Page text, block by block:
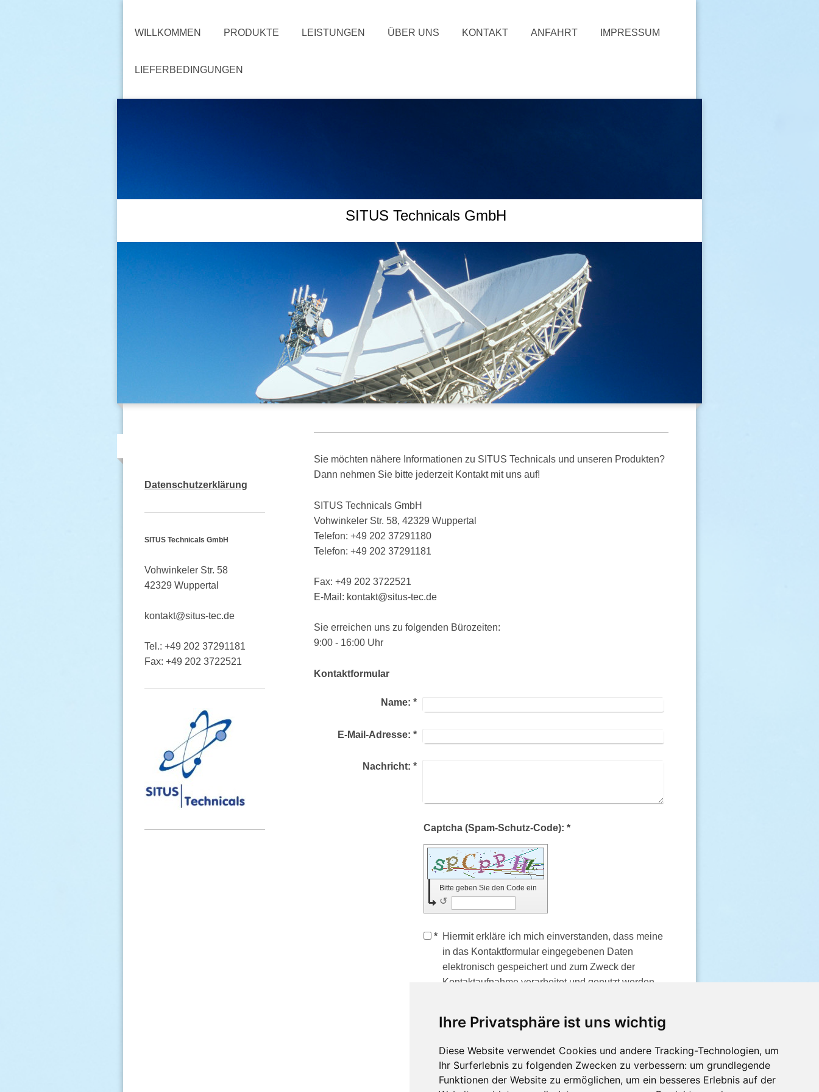
Ihre Privatsphäre ist uns wichtig
Diese Website verwendet Cookies und andere Tracking-Technologien, um
Ihr Surferlebnis zu folgenden Zwecken zu verbessern: um grundlegende
Funktionen der Website zu ermöglichen, um ein besseres Erlebnis auf der
WILLKOMMEN PRODUKTE LEISTUNGEN ÜBER UNS KONTAKT ANFAHRT IMPRESSUM
LIEFERBEDINGUNGEN
SITUS Technicals GmbH
Sie möchten nähere Informationen zu SITUS Technicals und unseren Produkten?
Dann nehmen Sie bitte jederzeit Kontakt mit uns auf!
SITUS Technicals GmbH
Vohwinkeler Str. 58, 42329 Wuppertal
Telefon: +49 202 37291180
Telefon: +49 202 37291181
Fax: +49 202 3722521
E-Mail: kontakt@situs-tec.de
Sie erreichen uns zu folgenden Bürozeiten:
9:00 - 16:00 Uhr
Kontaktformular
Name: *
E-Mail-Adresse: *
Nachricht: *
Captcha (Spam-Schutz-Code): *
Bitte geben Sie den Code ein
↺
* Hiermit erkläre ich mich einverstanden, dass meine
in das Kontaktformular eingegebenen Daten
elektronisch gespeichert und zum Zweck der
Kontaktaufnahme verarbeitet und genutzt werden.
Hinweis : Felder, die mit*bezeichnet sind, sind
Pflichtfelder.
Datenschutzerklärung
SITUS Technicals GmbH
Vohwinkeler Str. 58
42329 Wuppertal
kontakt@situs-tec.de
Tel.: +49 202 37291181
Fax: +49 202 3722521